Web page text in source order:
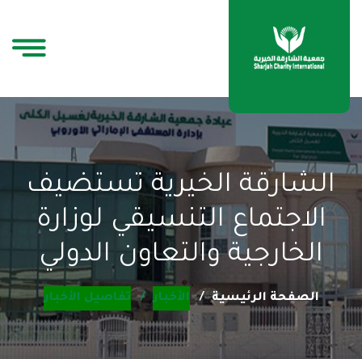
الشارقة الخيرية تستضيف
الاجتماع التنسيقي لوزارة
الخارجية والتعاون الدولي
الصفحة الرئيسية الأخبار تفاصيل الأخبار